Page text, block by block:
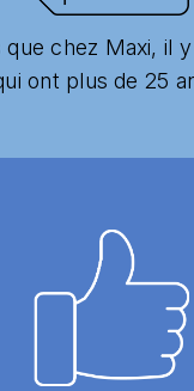
que chez Maxi, il
ont plus de 25